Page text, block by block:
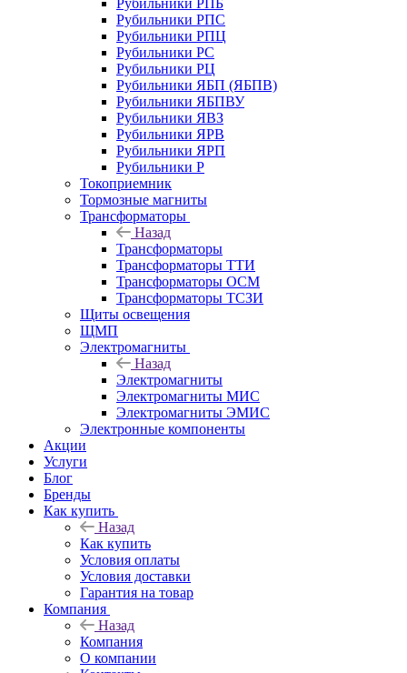
Рубильники РПС
Рубильники РПЦ
Рубильники РС
Рубильники РЦ
Рубильники ЯБП (ЯБПВ)
Рубильники ЯБПВУ
Рубильники ЯВЗ
Рубильники ЯРВ
Рубильники ЯРП
Рубильники Р
Токоприемник
Тормозные магниты
Трансформаторы
Назад
Трансформаторы
Трансформаторы ТТИ
Трансформаторы ОСМ
Трансформаторы ТСЗИ
Щиты освещения
ЩМП
Электромагниты
Назад
Электромагниты
Электромагниты МИС
Электромагниты ЭМИС
Электронные компоненты
Акции
Услуги
Блог
Бренды
Как купить
Назад
Как купить
Условия оплаты
Условия доставки
Гарантия на товар
Компания
Назад
Компания
О компании